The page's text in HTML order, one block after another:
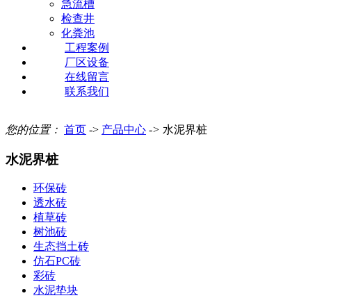
急流槽
检查井
化粪池
工程案例
厂区设备
在线留言
联系我们
您的位置： 首页 -> 产品中心 -> 水泥界桩
水泥界桩
环保砖
透水砖
植草砖
树池砖
生态挡土砖
仿石PC砖
彩砖
水泥垫块